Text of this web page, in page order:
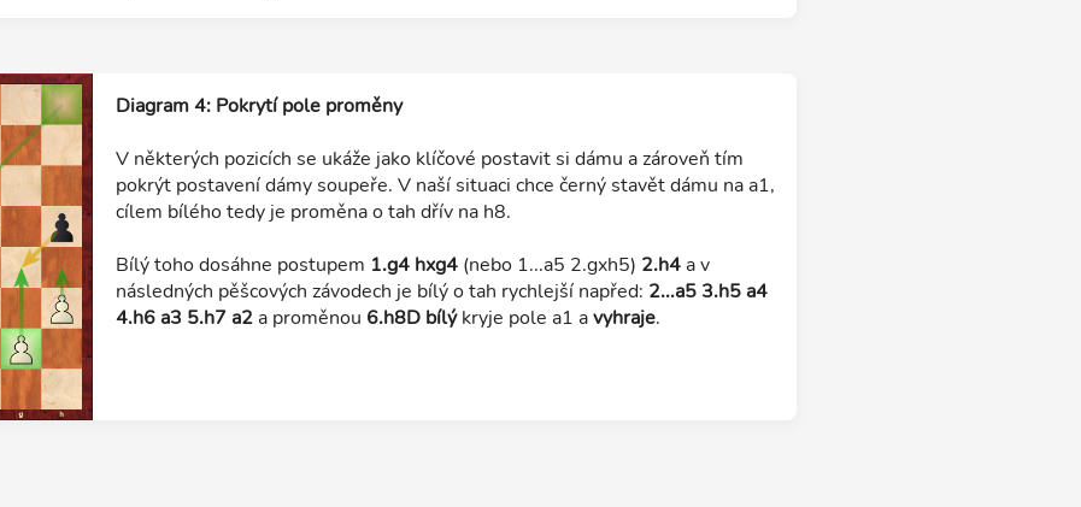
Diagram 4: Pokrytí pole proměny
V některých pozicích se ukáže jako klíčové postavit si dámu a zároveň tím
pokrýt postavení dámy soupeře. V naší situaci chce černý stavět dámu na a1,
cílem bílého tedy je proměna o tah dřív na h8.
Bílý toho dosáhne postupem 1.g4 hxg4(nebo 1...a5 2.gxh5) 2.h4a v
následných pěšcových závodech je bílý o tah rychlejší napřed: 2...a5 3.h5 a4
4.h6 a3 5.h7 a2a proměnou 6.h8D bílýkryje pole a1 avyhraje.